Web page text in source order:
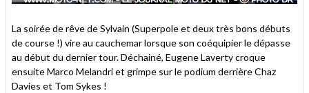
La soirée de rêve de Sylvain (Superpole et deux très bons débuts
de course !) vire au cauchemar lorsque son coéquipier le dépasse
au début du dernier tour. Déchainé, Eugene Laverty croque
ensuite Marco Melandri et grimpe sur le podium derrière Chaz
Davies et Tom Sykes !